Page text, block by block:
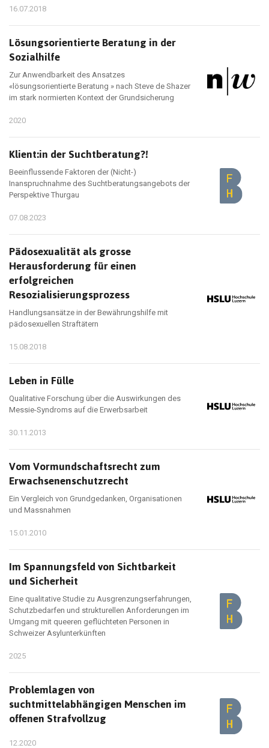
16.07.2018
Lösungsorientierte Beratung in der
Sozialhilfe
Zur Anwendbarkeit des Ansatzes
«lösungsorientierte Beratung » nach Steve de Shazer
im stark normierten Kontext der Grundsicherung
2020
Klient:in der Suchtberatung?!
Beeinflussende Faktoren der (Nicht-)
Inanspruchnahme des Suchtberatungsangebots der
Perspektive Thurgau
07.08.2023
Pädosexualität als grosse
Herausforderung für einen
erfolgreichen
Resozialisierungsprozess
Handlungsansätze in der Bewährungshilfe mit
pädosexuellen Straftätern
15.08.2018
Leben in Fülle
Qualitative Forschung über die Auswirkungen des
Messie-Syndroms auf die Erwerbsarbeit
30.11.2013
Vom Vormundschaftsrecht zum
Erwachsenenschutzrecht
Ein Vergleich von Grundgedanken, Organisationen
und Massnahmen
15.01.2010
Im Spannungsfeld von Sichtbarkeit
und Sicherheit
Eine qualitative Studie zu Ausgrenzungserfahrungen,
Schutzbedarfen und strukturellen Anforderungen im
Umgang mit queeren geflüchteten Personen in
Schweizer Asylunterkünften
2025
Problemlagen von
suchtmittelabhängigen Menschen im
offenen Strafvollzug
12.2020